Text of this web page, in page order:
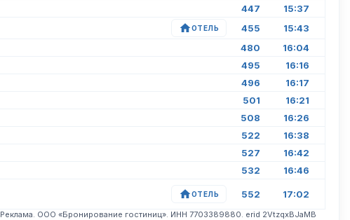
447 15:37
ОТЕЛЬ 455 15:43
480 16:04
495 16:16
496 16:17
501 16:21
508 16:26
522 16:38
527 16:42
532 16:46
ОТЕЛЬ 552 17:02
Реклама. ООО «Бронирование гостиниц». ИНН 7703389880. erid 2VtzqxBJaMB